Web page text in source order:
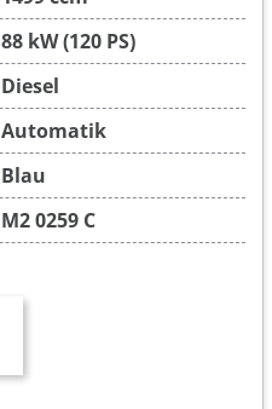
88 kW (120 PS)
Diesel
Automatik
Blau
M2 0259 C